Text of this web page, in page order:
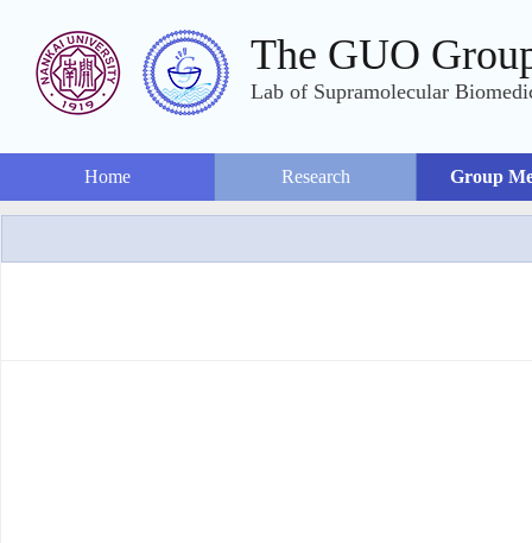
The GUO
Lab of Supramolecular
Home Research Group